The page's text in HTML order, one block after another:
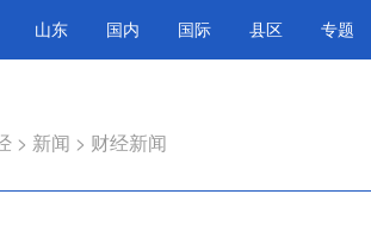
山东 国内 国际 县区 专题
> 新闻 > 财经新闻